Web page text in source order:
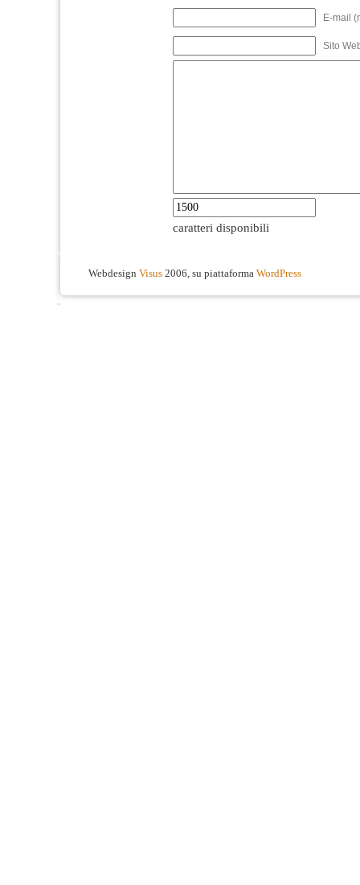
E-mail
Sito
caratteri disponibili
Webdesign Visus 2006, su piattaforma WordPress